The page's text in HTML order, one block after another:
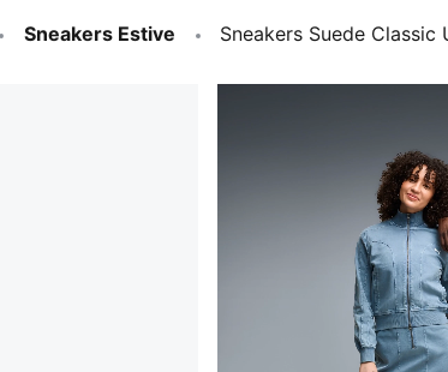
Sneakers Estive Sneakers Suede Classic